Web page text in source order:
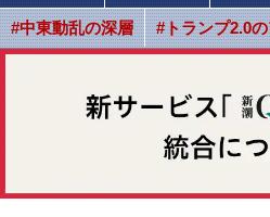
#中東動乱の深層 #トランプ2.0